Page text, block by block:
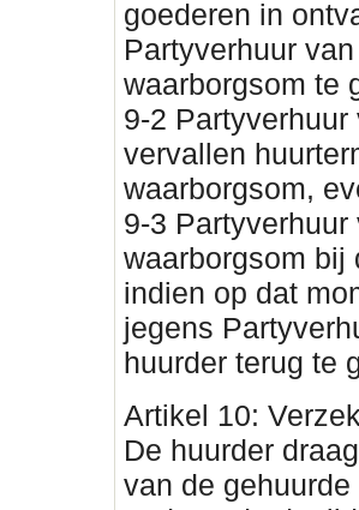
goederen in
Partyverhuur
waarborgsom te
9-2
vervallen
waarborgsom,
9-3
waarborgsom bij
indien op dat
jegens
huurder terug te
Artikel 10:
De huurder
van de